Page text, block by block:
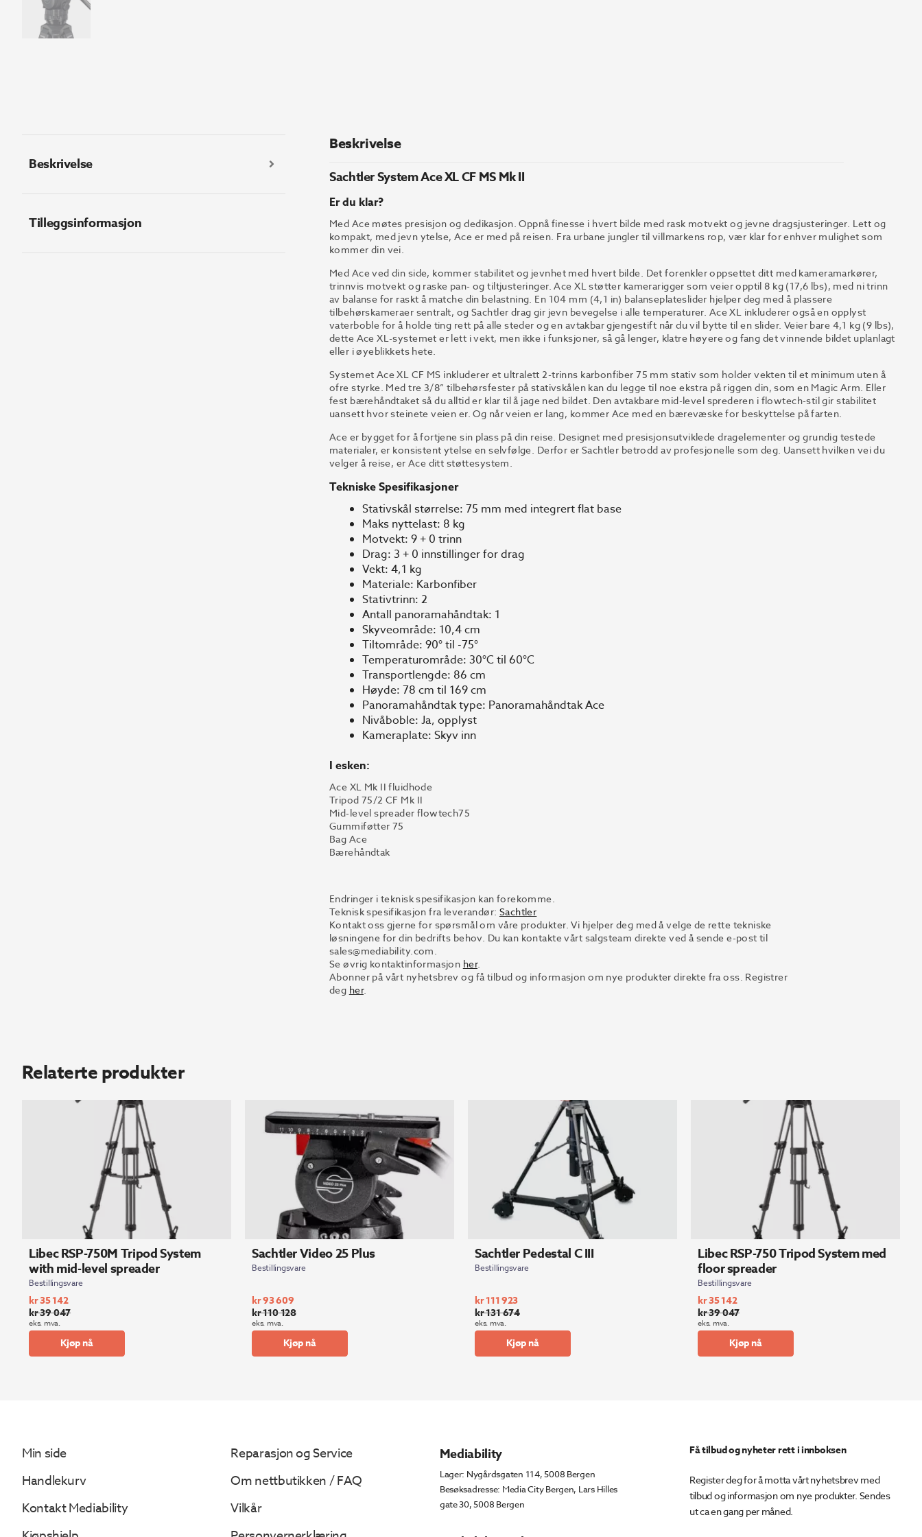
Beskrivelse
Tilleggsinformasjon
Beskrivelse
Sachtler System Ace XL CF MS Mk II
Er du klar?
Med Ace møtes presisjon og dedikasjon. Oppnå finesse i hvert bilde med rask motvekt og jevne dragsjusteringer. Lett og
kompakt, med jevn ytelse, Ace er med på reisen. Fra urbane jungler til villmarkens rop, vær klar for enhver mulighet som
kommer din vei.
Med Ace ved din side, kommer stabilitet og jevnhet med hvert bilde. Det forenkler oppsettet ditt med kameramarkører,
trinnvis motvekt og raske pan- og tiltjusteringer. Ace XL støtter kamerarigger som veier opptil 8 kg (17,6 lbs), med ni trinn
av balanse for raskt å matche din belastning. En 104 mm (4,1 in) balanseplateslider hjelper deg med å plassere
tilbehørskameraer sentralt, og Sachtler drag gir jevn bevegelse i alle temperaturer. Ace XL inkluderer også en opplyst
vaterboble for å holde ting rett på alle steder og en avtakbar gjengestift når du vil bytte til en slider. Veier bare 4,1 kg (9 lbs),
dette Ace XL-systemet er lett i vekt, men ikke i funksjoner, så gå lenger, klatre høyere og fang det vinnende bildet uplanlagt
eller i øyeblikkets hete.
Systemet Ace XL CF MS inkluderer et ultralett 2-trinns karbonfiber 75 mm stativ som holder vekten til et minimum uten å
ofre styrke. Med tre 3/8” tilbehørsfester på stativskålen kan du legge til noe ekstra på riggen din, som en Magic Arm. Eller
fest bærehåndtaket så du alltid er klar til å jage ned bildet. Den avtakbare mid-level sprederen i flowtech-stil gir stabilitet
uansett hvor steinete veien er. Og når veien er lang, kommer Ace med en bærevæske for beskyttelse på farten.
Ace er bygget for å fortjene sin plass på din reise. Designet med presisjonsutviklede dragelementer og grundig testede
materialer, er konsistent ytelse en selvfølge. Derfor er Sachtler betrodd av profesjonelle som deg. Uansett hvilken vei du
velger å reise, er Ace ditt støttesystem.
Tekniske Spesifikasjoner
Stativskål størrelse: 75 mm med integrert flat base
Maks nyttelast: 8 kg
Motvekt: 9 + 0 trinn
Drag: 3 + 0 innstillinger for drag
Vekt: 4,1 kg
Materiale: Karbonfiber
Stativtrinn: 2
Antall panoramahåndtak: 1
Skyveområde: 10,4 cm
Tiltområde: 90° til -75°
Temperaturområde: 30°C til 60°C
Transportlengde: 86 cm
Høyde: 78 cm til 169 cm
Panoramahåndtak type: Panoramahåndtak Ace
Nivåboble: Ja, opplyst
Kameraplate: Skyv inn
I esken:
Ace XL Mk II fluidhode
Tripod 75/2 CF Mk II
Mid-level spreader flowtech75
Gummiføtter 75
Bag Ace
Bærehåndtak
Endringer i teknisk spesifikasjon kan forekomme.
Teknisk spesifikasjon fra leverandør: Sachtler
Kontakt oss gjerne for spørsmål om våre produkter. Vi hjelper deg med å velge de rette tekniske
løsningene for din bedrifts behov. Du kan kontakte vårt salgsteam direkte ved å sende e-post til
sales@mediability.com.
Se øvrig kontaktinformasjon her.
Abonner på vårt nyhetsbrev og få tilbud og informasjon om nye produkter direkte fra oss. Registrer
deg her.
Relaterte produkter
Libec RSP-750M Tripod System
with mid-level spreader
Bestillingsvare
kr39 047
Opprinnelig
pris
kr35 142
Nåværende
pris
eks. mva.
Kjøp nå
Sachtler Video 25 Plus
Bestillingsvare
kr110 128
Opprinnelig
pris
kr93 609
Nåværende
pris
eks. mva.
Kjøp nå
Sachtler Pedestal C III
Bestillingsvare
kr131 674
Opprinnelig
pris
kr111 923
Nåværende
pris
eks. mva.
Kjøp nå
Libec RSP-750 Tripod System med
floor spreader
Bestillingsvare
kr39 047
Opprinnelig
pris
kr35 142
Nåværende
pris
eks. mva.
Kjøp nå
Min side
Handlekurv
Kontakt Mediability
Reparasjon og Service
Om nettbutikken / FAQ
Vilkår
Mediability
Lager: Nygårdsgaten 114, 5008 Bergen
Besøksadresse: Media City Bergen, Lars Hilles
gate 30, 5008 Bergen
Få tilbud og nyheter rett i innboksen
Register deg for å motta vårt nyhetsbrev med
tilbud og informasjon om nye produkter. Sendes
ut ca en gang per måned.